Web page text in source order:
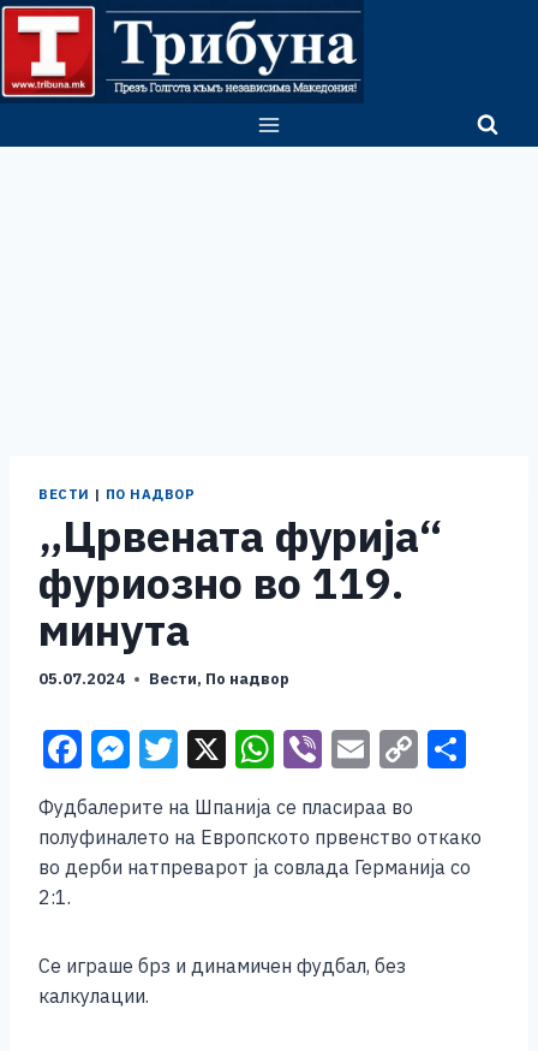
Skip
content
ВЕСТИ | ПО НАДВОР
„Црвената фурија“
фуриозно во 119.
минута
05.07.2024 Вести, По надвор
F
a
c
e
o
k
M
ss
e
er
T
wi
tt
er
X W
at
s
p
Vi
er
E
ai
l
C
p
y
ar
e
Фудбалерите на Шпанија се пласираа во
полуфиналето на Европското првенство откако
во дерби натпреварот ја совлада Германија со
2:1.
Се играше брз и динамичен фудбал, без
калкулации.